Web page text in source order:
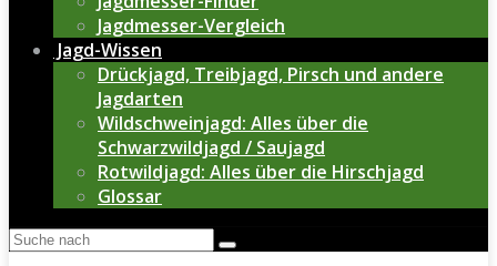
Jagdmesser-Vergleich
Jagd-Wissen
Drückjagd, Treibjagd, Pirsch und andere
Jagdarten
Wildschweinjagd: Alles über die
Schwarzwildjagd / Saujagd
Rotwildjagd: Alles über die Hirschjagd
Glossar